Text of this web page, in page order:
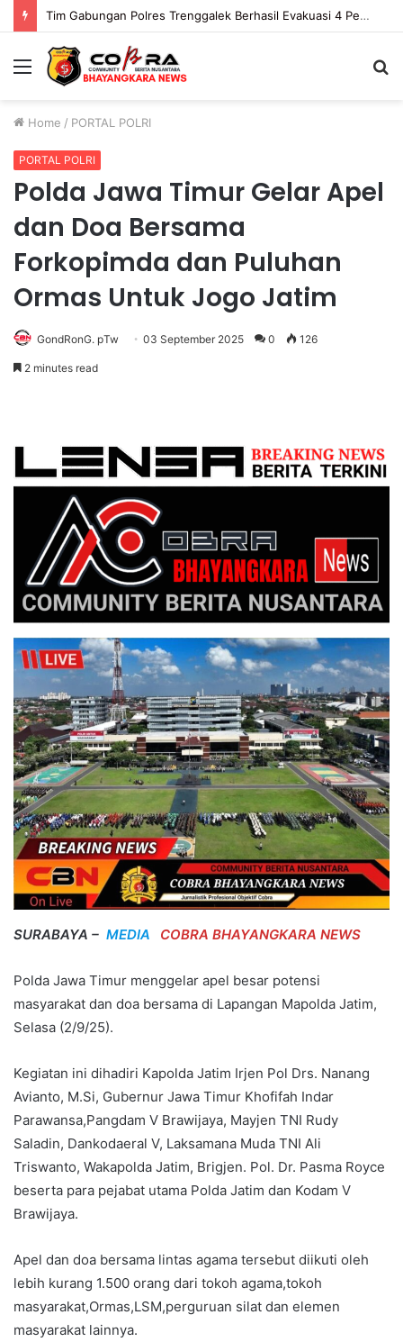
Tim Gabungan Polres Trenggalek Berhasil Evakuasi 4 Pendaki yang Terjebak Kebakaran di Gunung Orak arik
Menu
Home / PORTAL POLRI
PORTAL POLRI
Polda Jawa Timur Gelar Apel
dan Doa Bersama
Forkopimda dan Puluhan
Ormas Untuk Jogo Jatim
GondRonG. pTw 03 September 2025 0 126
2 minutes read
SURABAYA – MEDIA COBRA BHAYANGKARA NEWS
Polda Jawa Timur menggelar apel besar potensi
masyarakat dan doa bersama di Lapangan Mapolda Jatim,
Selasa (2/9/25).
Kegiatan ini dihadiri Kapolda Jatim Irjen Pol Drs. Nanang
Avianto, M.Si, Gubernur Jawa Timur Khofifah Indar
Parawansa,Pangdam V Brawijaya, Mayjen TNI Rudy
Saladin, Dankodaeral V, Laksamana Muda TNI Ali
Triswanto, Wakapolda Jatim, Brigjen. Pol. Dr. Pasma Royce
beserta para pejabat utama Polda Jatim dan Kodam V
Brawijaya.
Apel dan doa bersama lintas agama tersebut diikuti oleh
lebih kurang 1.500 orang dari tokoh agama,tokoh
masyarakat,Ormas,LSM,perguruan silat dan elemen
masyarakat lainnya.